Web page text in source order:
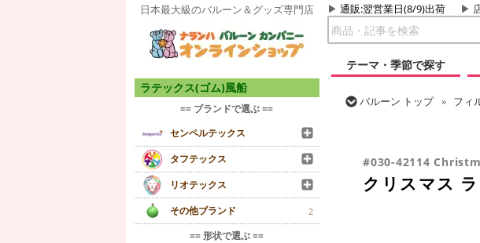
日本最大級のバルーン＆グッズ専門店 通販:翌営業日(8/9)出荷
テーマ・季節で探す
ラテックス(ゴム)風船
== ブランドで選ぶ ==
センペルテックス
タフテックス
リオテックス
その他ブランド
2
== 形状で選ぶ ==
バルーン トップ フィ
#030-42114
クリスマス